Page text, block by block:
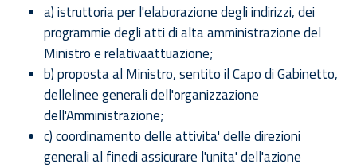
a) istruttoria per l'elaborazione degli indirizzi, dei
programmie degli atti di alta amministrazione del
Ministro e relativaattuazione;
b) proposta al Ministro, sentito il Capo di Gabinetto,
dellelinee generali dell'organizzazione
dell'Amministrazione;
c) coordinamento delle attivita' delle direzioni
generali al finedi assicurare l'unita' dell'azione